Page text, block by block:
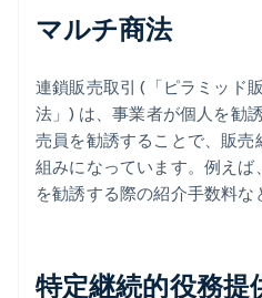
マルチ商法
連鎖販売取引 (「ピラミッド
法」) は、事業者が個人を勧
売員を勧誘することで、販
組みになっています。例え
を勧誘する際の紹介手数料な
特定継続的役務提